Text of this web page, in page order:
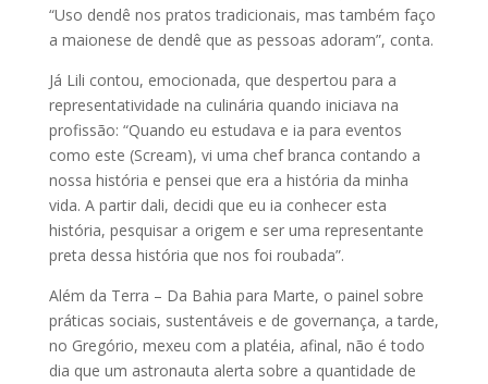
“Uso dendê nos pratos tradicionais, mas também faço
a maionese de dendê que as pessoas adoram”, conta.
Já Lili contou, emocionada, que despertou para a
representatividade na culinária quando iniciava na
profissão: “Quando eu estudava e ia para eventos
como este (Scream), vi uma chef branca contando a
nossa história e pensei que era a história da minha
vida. A partir dali, decidi que eu ia conhecer esta
história, pesquisar a origem e ser uma representante
preta dessa história que nos foi roubada”.
Além da Terra – Da Bahia para Marte, o painel sobre
práticas sociais, sustentáveis e de governança, a tarde,
no Gregório, mexeu com a platéia, afinal, não é todo
dia que um astronauta alerta sobre a quantidade de